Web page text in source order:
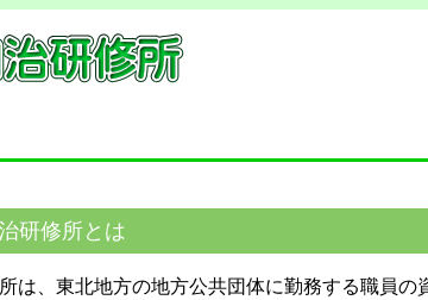
最終更新日
研修所とは
、東北地方の地方公共団体に勤務する職員の